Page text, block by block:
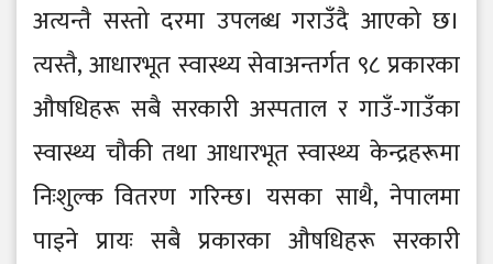
अत्यन्तै सस्तो दरमा उपलब्ध गराउँदै आएको छ।
त्यस्तै, आधारभूत स्वास्थ्य सेवाअन्तर्गत ९८ प्रकारका
औषधिहरू सबै सरकारी अस्पताल र गाउँ-गाउँका
स्वास्थ्य चौकी तथा आधारभूत स्वास्थ्य केन्द्रहरूमा
निःशुल्क वितरण गरिन्छ। यसका साथै, नेपालमा
पाइने प्रायः सबै प्रकारका औषधिहरू सरकारी